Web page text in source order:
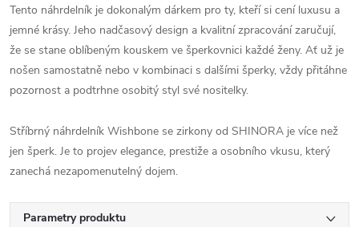
Tento náhrdelník je dokonalým dárkem pro ty, kteří si cení luxusu a
jemné krásy. Jeho nadčasový design a kvalitní zpracování zaručují,
že se stane oblíbeným kouskem ve šperkovnici každé ženy. Ať už je
nošen samostatně nebo v kombinaci s dalšími šperky, vždy přitáhne
pozornost a podtrhne osobitý styl své nositelky.
Stříbrný náhrdelník Wishbone se zirkony od SHINORA je více než
jen šperk. Je to projev elegance, prestiže a osobního vkusu, který
zanechá nezapomenutelný dojem.
Parametry produktu